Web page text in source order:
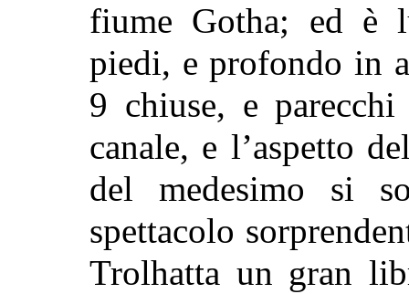
fiume Gotha; ed è
piedi, e profondo in
9 chiuse, e
canale, e l’aspetto
del medesimo si
spettacolo
Trolhatta un gran